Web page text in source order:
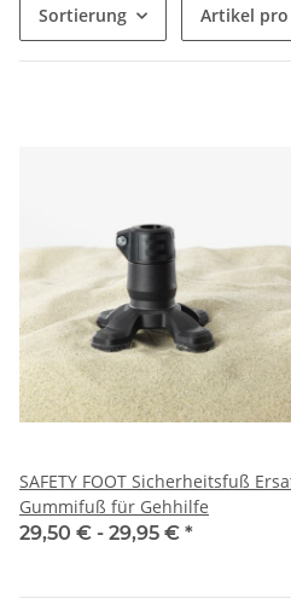
Sortierung Artikel pro
SAFETY FOOT Sicherheitsfuß
Gummifuß für Gehhilfe
29,50 € - 29,95 € *